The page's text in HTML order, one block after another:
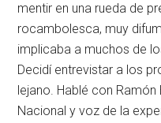
mentir en una rueda de
rocambolesca, muy
implicaba a muchos de
Decidí entrevistar a los
lejano. Hablé con
Nacional y voz de la